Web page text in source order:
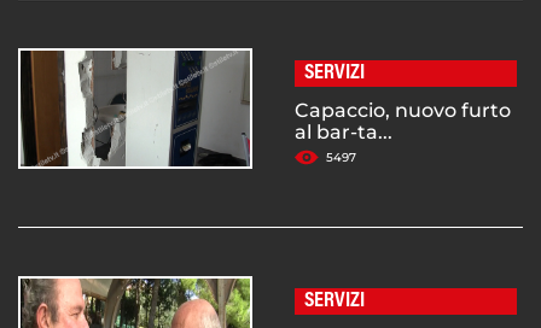
SERVIZI
Capaccio, nuovo furto
al bar-ta...
5497
SERVIZI